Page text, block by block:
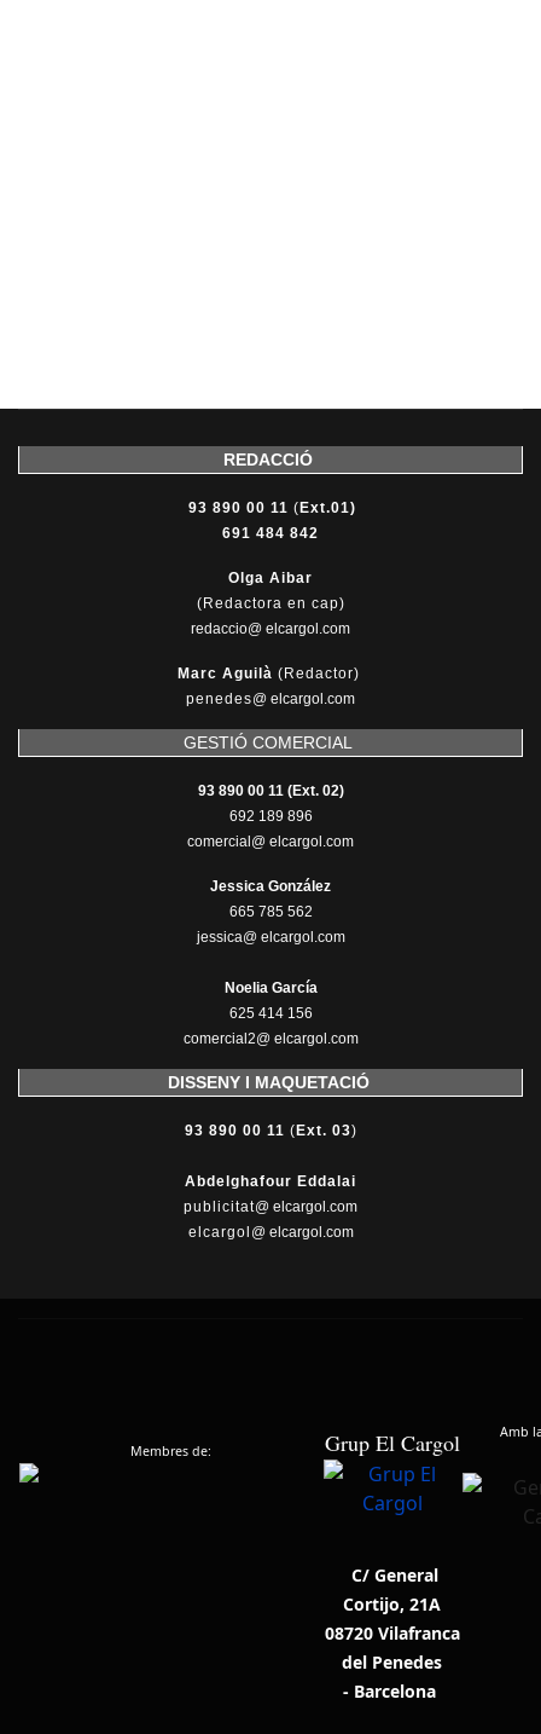
REDACCIÓ
93 890 00 11 ( Ext.01)
691 484 842
Olga Aibar
(Redactora en cap)
redaccio@ elcargol.com
Marc Aguilà (Redactor)
penedes@ elcargol.com
GESTIÓ COMERCIAL
93 890 00 11 (Ext. 02)
692 189 896
comercial@ elcargol.com
Jessica González
665 785 562
jessica@ elcargol.com
Noelia García
625 414 156
comercial2@ elcargol.com
DISSENY I MAQUETACIÓ
93 890 00 11 ( Ext. 03)
Abdelghafour Eddalai
publicitat@ elcargol.com
elcargol @ elcargol.com
Membres de: Grup El Cargol Amb
C/ General
Cortijo, 21A
08720 Vilafranca
del Penedes
- Barcelona